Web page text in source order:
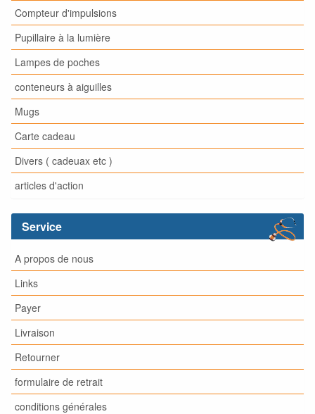
Compteur d'impulsions
Pupillaire à la lumière
Lampes de poches
conteneurs à aiguilles
Mugs
Carte cadeau
Divers ( cadeuax etc )
articles d'action
Service
A propos de nous
Links
Payer
Livraison
Retourner
formulaire de retrait
conditions générales